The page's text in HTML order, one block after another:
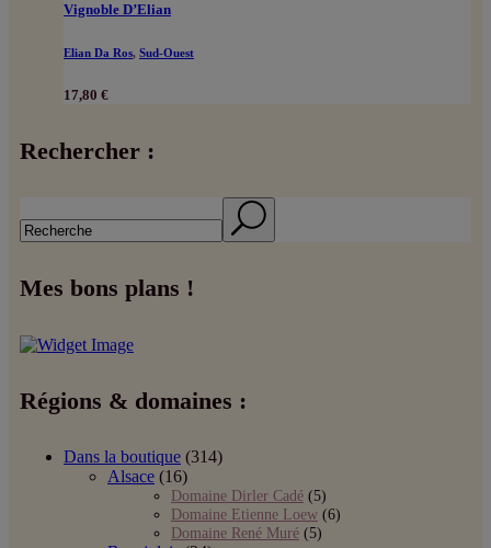
Vignoble D’Elian
Elian Da Ros, Sud-Ouest
17,80 €
Rechercher :
Mes bons plans !
Régions & domaines :
Dans la boutique (314)
Alsace (16)
Domaine Dirler Cadé (5)
Domaine Etienne Loew (6)
Domaine René Muré (5)